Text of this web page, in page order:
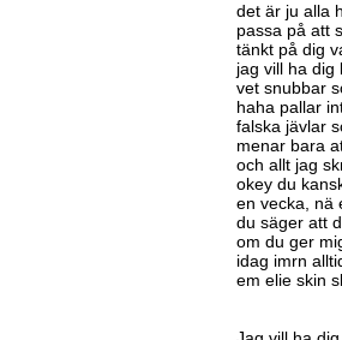
det är ju alla
passa på att
tänkt på dig
jag vill ha dig
vet snubbar
haha pallar
falska jävlar
menar bara
och allt jag
okey du
en vecka, nä
du säger att
om du ger
idag imrn
em elie skin